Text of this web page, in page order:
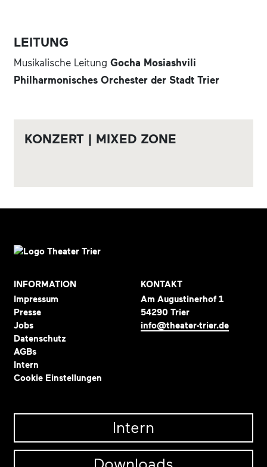
LEITUNG
Musikalische Leitung Gocha Mosiashvili
Philharmonisches Orchester der Stadt Trier
KONZERT | MIXED ZONE
INFORMATION
Impressum
Presse
Jobs
Datenschutz
AGBs
Intern
Cookie Einstellungen
KONTAKT
Am Augustinerhof 1
54290 Trier
info@theater-trier.de
Intern